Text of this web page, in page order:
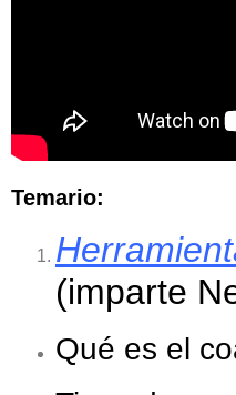
Temario:
(imparte
Qué es el